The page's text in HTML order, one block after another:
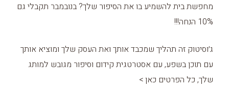
מחפשת בית להשמיע בו את הסיפור שלך? בנובמבר תקבלי גם
10% הנחה!!!
ג׳וסיטוק זה תהליך שמכבד אותך ואת העסק שלך ומוציא אותך
עם תוכן בשפע, עם אסטרטגית קידום וסיפור מגובש למותג
שלך, כל הפרטים כאן >